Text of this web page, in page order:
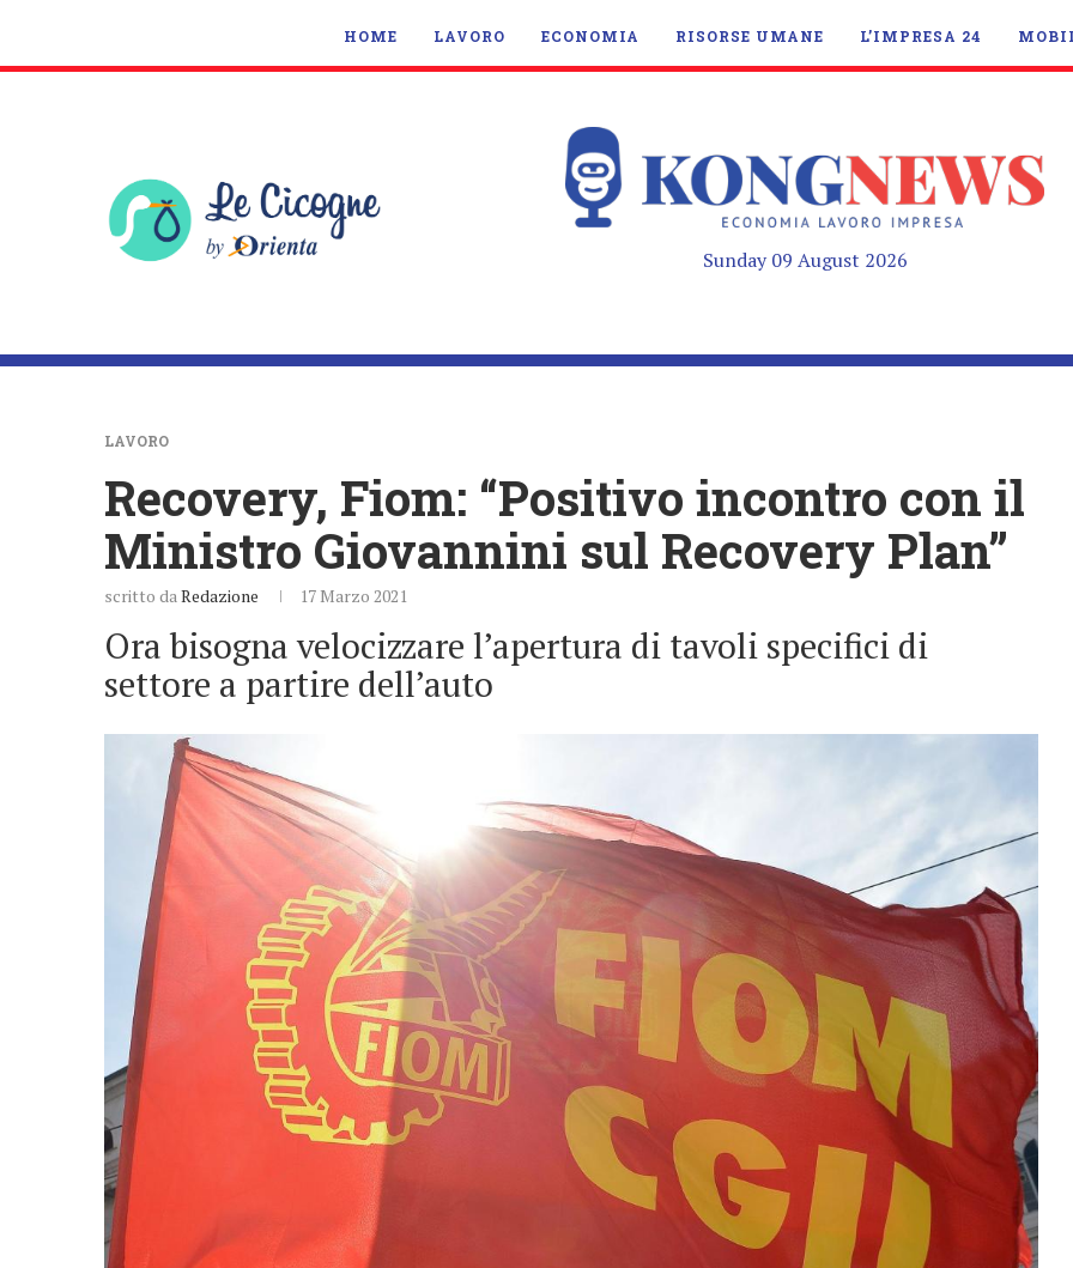
HOME LAVORO ECONOMIA RISORSE UMANE L’IMPRESA 24
Sunday 09 August 2026
LAVORO
Recovery, Fiom: “Positivo incontro con il
Ministro Giovannini sul Recovery Plan”
scritto daRedazione 17 Marzo 2021
Ora bisogna velocizzare l’apertura di tavoli specifici di
settore a partire dell’auto